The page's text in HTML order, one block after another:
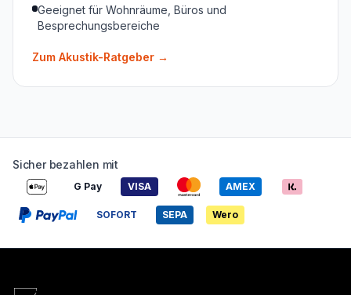
Geeignet für Wohnräume, Büros und
Besprechungsbereiche
Zum Akustik-Ratgeber →
Sicher bezahlen mit
G Pay VISA AMEX
SOFORT SEPA Wero